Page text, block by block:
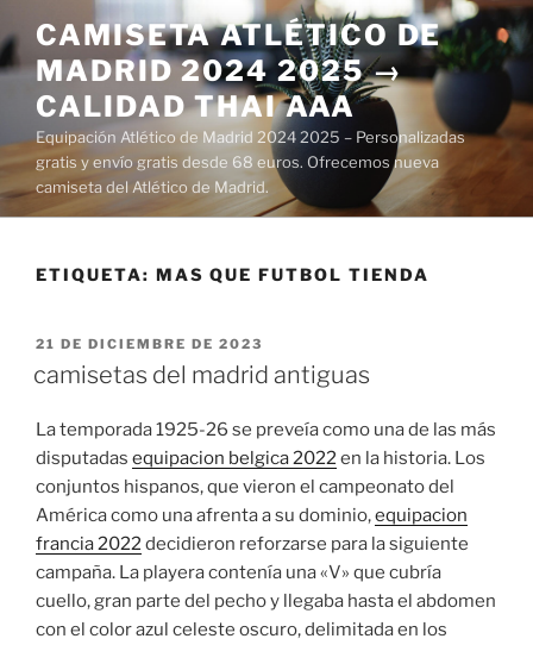
al
contenido
CAMISETA ATLÉTICO DE
MADRID 2024 2025 →
CALIDAD THAI AAA
Equipación Atlético de Madrid 2024 2025 – Personalizadas
gratis y envío gratis desde 68 euros. Ofrecemos nueva
camiseta del Atlético de Madrid.
ETIQUETA: MAS QUE FUTBOL TIENDA
PUBLICADO
21 DE DICIEMBRE DE 2023
camisetas del madrid antiguas
La temporada 1925-26 se preveía como una de las más
disputadas equipacion belgica 2022en la historia. Los
conjuntos hispanos, que vieron el campeonato del
América como una afrenta a su dominio,equipacion
francia 2022decidieron reforzarse para la siguiente
campaña. La playera contenía una «V» que cubría
cuello, gran parte del pecho y llegaba hasta el abdomen
con el color azul celeste oscuro, delimitada en los